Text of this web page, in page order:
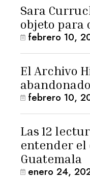
Sara
objeto para
febrero 10,
El Archivo
febrero 10,
Las 12
entender el
Guatemala
enero 24,